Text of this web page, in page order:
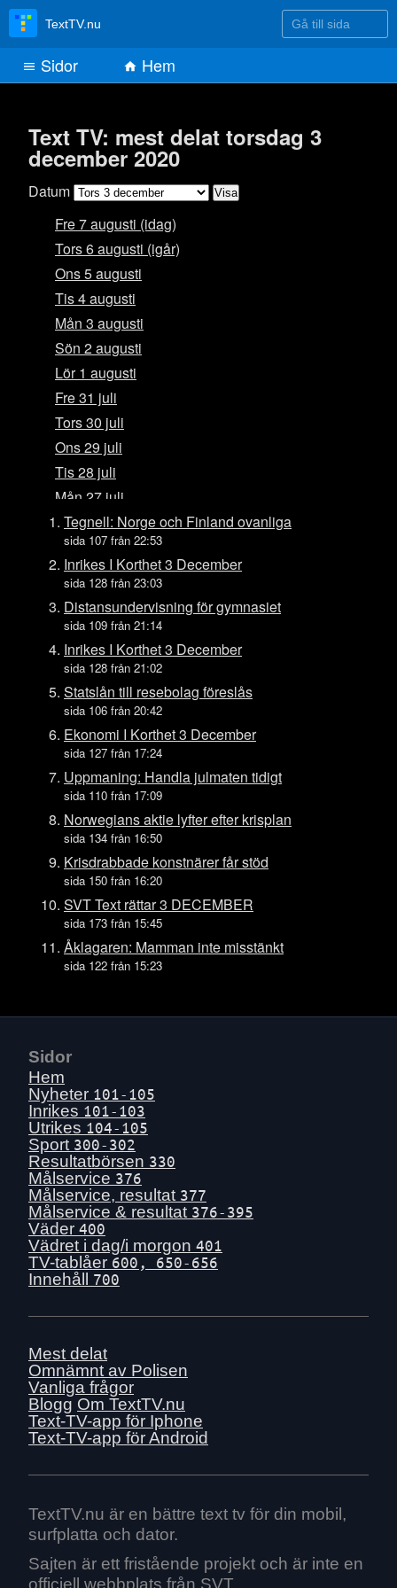
Text TV: mest delat torsdag 3
december 2020
Datum
Fre 7 augusti (idag)
Tors 6 augusti (igår)
Ons 5 augusti
Tis 4 augusti
Mån 3 augusti
Sön 2 augusti
Lör 1 augusti
Fre 31 juli
Tors 30 juli
Ons 29 juli
Tis 28 juli
Mån 27 juli
Sön 26 juli
Lör 25 juli
Fre 24 juli
Ons 22 juli
Tis 21 juli
Mån 20 juli
Sön 19 juli
Lör 18 juli
Fre 17 juli
Tors 16 juli
Ons 15 juli
Tis 14 juli
Mån 13 juli
Sön 12 juli
Fre 10 juli
Tors 9 juli
Ons 8 juli
Mån 6 juli
Lör 4 juli
Fre 3 juli
Tors 2 juli
Ons 1 juli
Tis 30 juni
Mån 29 juni
Sön 28 juni
Lör 27 juni
Fre 26 juni
Tors 25 juni
Ons 24 juni
Mån 22 juni
Sön 21 juni
Lör 20 juni
Fre 19 juni
Tis 16 juni
Mån 15 juni
Sön 14 juni
Tegnell: Norge och Finland ovanliga
sida 107 från 22:53
Inrikes I Korthet 3 December
sida 128 från 23:03
Distansundervisning för gymnasiet
sida 109 från 21:14
Inrikes I Korthet 3 December
sida 128 från 21:02
Statslån till resebolag föreslås
sida 106 från 20:42
Ekonomi I Korthet 3 December
sida 127 från 17:24
Uppmaning: Handla julmaten tidigt
sida 110 från 17:09
Norwegians aktie lyfter efter krisplan
sida 134 från 16:50
Krisdrabbade konstnärer får stöd
sida 150 från 16:20
SVT Text rättar 3 DECEMBER
sida 173 från 15:45
Åklagaren: Mamman inte misstänkt
sida 122 från 15:23
TextTV.nu Gå till sida
Sidor Hem
Sidor
Hem
Nyheter 101-105
Inrikes 101-103
Utrikes 104-105
Sport 300-302
Resultatbörsen 330
Målservice 376
Målservice, resultat 377
Målservice & resultat 376-395
Väder 400
Vädret i dag/i morgon 401
TV-tablåer 600, 650-656
Innehåll 700
Mest delat
Omnämnt av Polisen
Vanliga frågor
Blogg Om TextTV.nu
Text-TV-app för Iphone
Text-TV-app för Android
TextTV.nu är en bättre text tv för din mobil,
surfplatta och dator.
Sajten är ett fristående projekt och är inte en
officiell webbplats från SVT.